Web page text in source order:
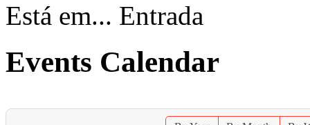
Está em... Entrada
Events Calendar